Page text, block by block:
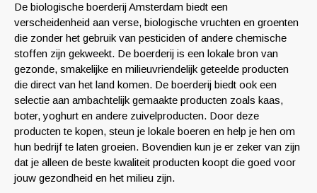
De biologische boerderij Amsterdam biedt een
verscheidenheid aan verse, biologische vruchten en groenten
die zonder het gebruik van pesticiden of andere chemische
stoffen zijn gekweekt. De boerderij is een lokale bron van
gezonde, smakelijke en milieuvriendelijk geteelde producten
die direct van het land komen. De boerderij biedt ook een
selectie aan ambachtelijk gemaakte producten zoals kaas,
boter, yoghurt en andere zuivelproducten. Door deze
producten te kopen, steun je lokale boeren en help je hen om
hun bedrijf te laten groeien. Bovendien kun je er zeker van zijn
dat je alleen de beste kwaliteit producten koopt die goed voor
jouw gezondheid en het milieu zijn.